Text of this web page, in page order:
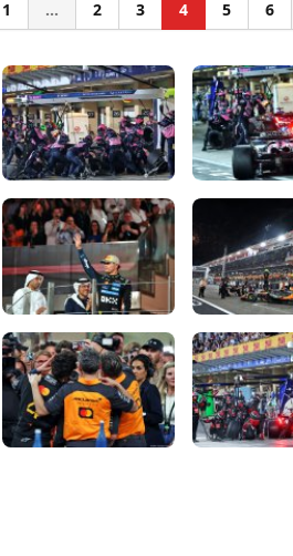
1 ... 2 3 4 5 6